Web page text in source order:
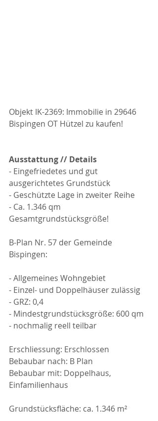
Objekt IK-2369: Immobilie in 29646
Bispingen OT Hützel zu kaufen!
Ausstattung // Details
- Eingefriedetes und gut
ausgerichtetes Grundstück
- Geschützte Lage in zweiter Reihe
- Ca. 1.346 qm
Gesamtgrundstücksgröße!
B-Plan Nr. 57 der Gemeinde
Bispingen:
- Allgemeines Wohngebiet
- Einzel- und Doppelhäuser zulässig
- GRZ: 0,4
- Mindestgrundstücksgröße: 600 qm
- nochmalig reell teilbar
Erschliessung: Erschlossen
Bebaubar nach: B Plan
Bebaubar mit: Doppelhaus,
Einfamilienhaus
Grundstücksfläche: ca. 1.346 m²